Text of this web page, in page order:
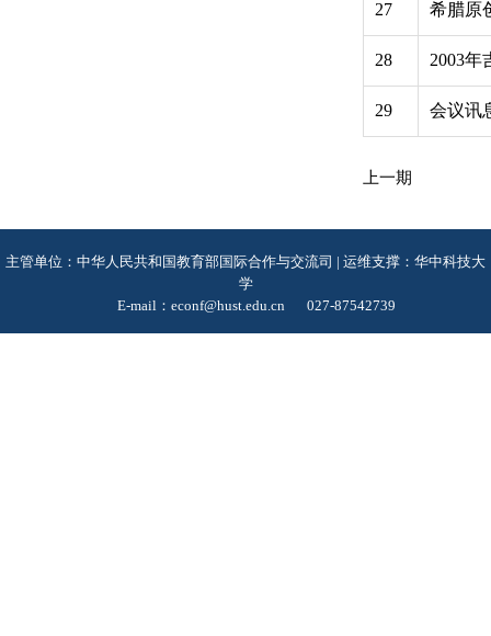
27 希腊原
28 2003年
29 会议讯
上一期
主管单位：中华人民共和国教育部国际合作与交流司 | 运维支撑：华中科技大
学
E-mail：econf@hust.edu.cn
027-87542739